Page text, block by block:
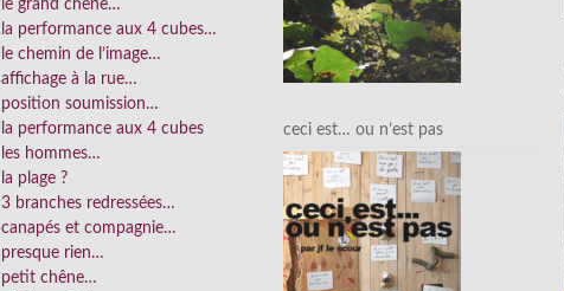
le grand chêne…
la performance aux 4 cubes…
le chemin de l’image…
affichage à la rue…
position soumission…
la performance aux 4 cubes
les hommes…
la plage ?
3 branches redressées…
canapés et compagnie…
presque rien…
petit chêne…
ceci est… ou n’est pas